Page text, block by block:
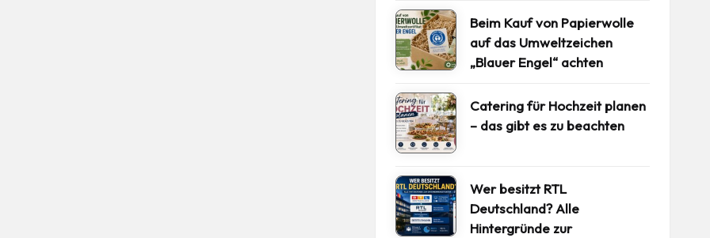
Beim Kauf von Papierwolle
auf das Umweltzeichen
„Blauer Engel“ achten
Catering für Hochzeit planen
– das gibt es zu beachten
Wer besitzt RTL
Deutschland? Alle
Hintergründe zur